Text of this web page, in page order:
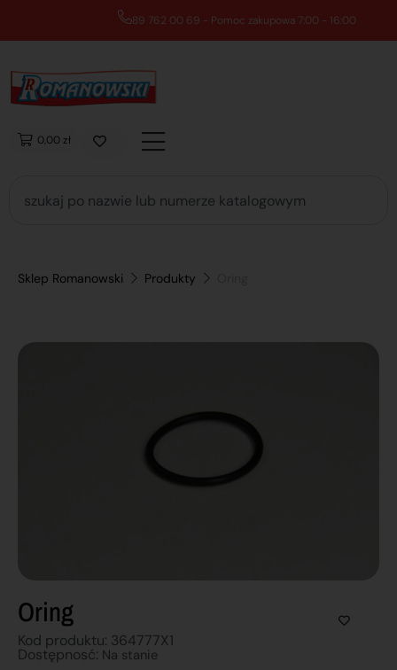
89 762 00 69 - Pomoc zakupowa 7:00 - 16:00
0,00 zł
Sklep Romanowski Produkty
Oring
Kod produktu: 364777X1
Dostępnosć: Na stanie